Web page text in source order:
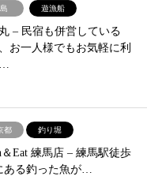
遊漁船
– ​民宿も併営している
お一人様でもお気軽に利
…
都 釣り堀
＆Eat 練馬店 – ​練馬駅徒歩
ある釣った魚が…